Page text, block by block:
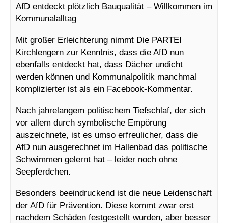
AfD entdeckt plötzlich Bauqualität – Willkommen im
Kommunalalltag
Mit großer Erleichterung nimmt Die PARTEI
Kirchlengern zur Kenntnis, dass die AfD nun
ebenfalls entdeckt hat, dass Dächer undicht
werden können und Kommunalpolitik manchmal
komplizierter ist als ein Facebook-Kommentar.
Nach jahrelangem politischem Tiefschlaf, der sich
vor allem durch symbolische Empörung
auszeichnete, ist es umso erfreulicher, dass die
AfD nun ausgerechnet im Hallenbad das politische
Schwimmen gelernt hat – leider noch ohne
Seepferdchen.
Besonders beeindruckend ist die neue Leidenschaft
der AfD für Prävention. Diese kommt zwar erst
nachdem Schäden festgestellt wurden, aber besser